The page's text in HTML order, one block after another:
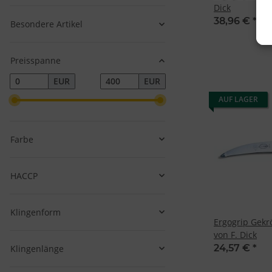
Dick
38,96 € *
AUF LAGER
Ergogrip
von F. Dick
24,57 € *
Besondere Artikel
Preisspanne
EUR
EUR
Farbe
HACCP
Klingenform
Klingenlänge